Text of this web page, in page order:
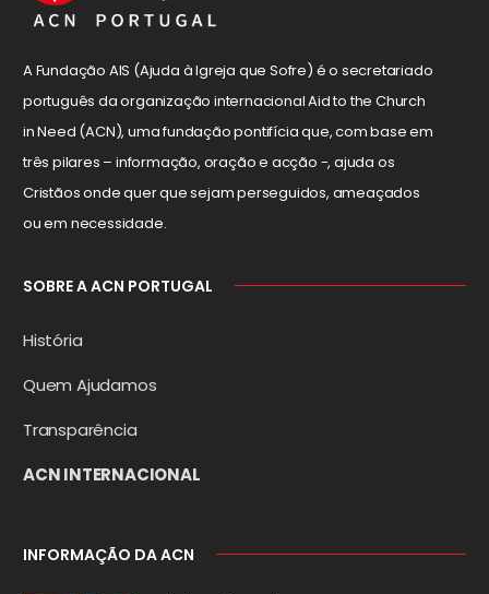
A Fundação AIS (Ajuda à Igreja que Sofre) é o secretariado
português da organização internacional Aid to the Church
in Need (ACN), uma fundação pontifícia que, com base em
três pilares – informação, oração e acção -, ajuda os
Cristãos onde quer que sejam perseguidos, ameaçados
ou em necessidade.
SOBRE A ACN PORTUGAL
História
Quem Ajudamos
Transparência
ACN INTERNACIONAL
INFORMAÇÃO DA ACN